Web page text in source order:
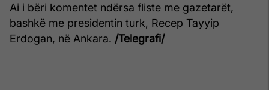
Ai i bëri komentet ndërsa fliste me gazetarët,
bashkë me presidentin turk, Recep Tayyip
Erdogan, në Ankara. /Telegrafi/